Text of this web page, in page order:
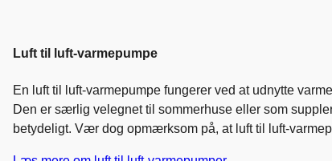
Luft til luft-varmepumpe
En luft til luft-varmepumpe fungerer ved at udnytte
Den er særlig velegnet til sommerhuse eller som
betydeligt. Vær dog opmærksom på, at luft til luft-